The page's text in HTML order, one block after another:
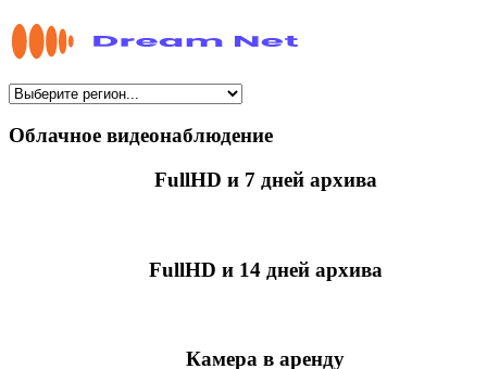
Облачное видеонаблюдение
FullHD и 7 дней архива
FullHD и 14 дней архива
Камера в аренду